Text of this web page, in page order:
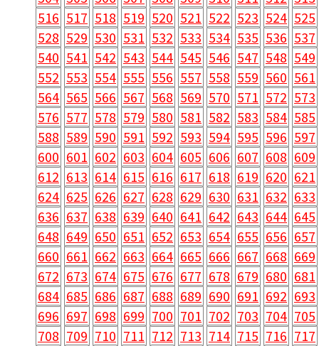
516 517 518 519 520 521 522 523 524 525
528 529 530 531 532 533 534 535 536 537
540 541 542 543 544 545 546 547 548 549
552 553 554 555 556 557 558 559 560 561
564 565 566 567 568 569 570 571 572 573
576 577 578 579 580 581 582 583 584 585
588 589 590 591 592 593 594 595 596 597
600 601 602 603 604 605 606 607 608 609
612 613 614 615 616 617 618 619 620 621
624 625 626 627 628 629 630 631 632 633
636 637 638 639 640 641 642 643 644 645
648 649 650 651 652 653 654 655 656 657
660 661 662 663 664 665 666 667 668 669
672 673 674 675 676 677 678 679 680 681
684 685 686 687 688 689 690 691 692 693
696 697 698 699 700 701 702 703 704 705
708 709 710 711 712 713 714 715 716 717